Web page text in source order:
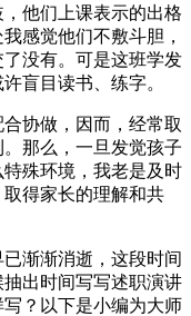
他们上课表示的出格
感觉他们不敷斗胆，
没有。可是这班学发
盲目读书、练字。
协做，因而，经常取
那么，一旦发觉孩子
殊环境，我老是及时
得家长的理解和共
渐渐消逝，这段时间
出时间写写述职演讲
？以下是小编为大师